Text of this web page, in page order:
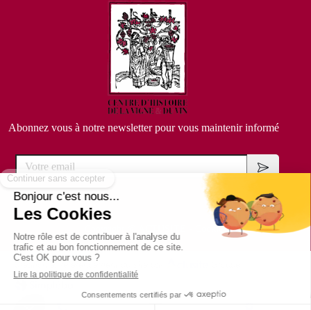
Abonnez vous à notre newsletter pour vous maintenir informé
Votre email
Cookies
Création et référencement du site par